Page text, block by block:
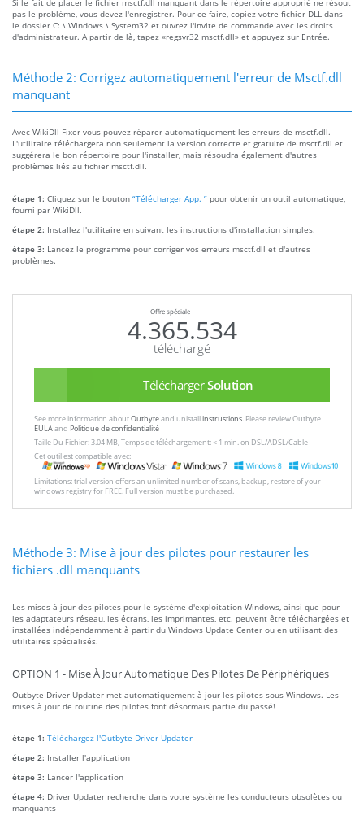
Si le fait de placer le fichier msctf.dll manquant dans le répertoire approprié ne résout
pas le problème, vous devez l'enregistrer. Pour ce faire, copiez votre fichier DLL dans
le dossier C: \ Windows \ System32 et ouvrez l'invite de commande avec les droits
d'administrateur. A partir de là, tapez «regsvr32 msctf.dll» et appuyez sur Entrée.
Méthode 2: Corrigez automatiquement l'erreur de Msctf.dll
manquant
Avec WikiDll Fixer vous pouvez réparer automatiquement les erreurs de msctf.dll.
L'utilitaire téléchargera non seulement la version correcte et gratuite de msctf.dll et
suggérera le bon répertoire pour l'installer, mais résoudra également d'autres
problèmes liés au fichier msctf.dll.
étape 1: Cliquez sur le bouton “Télécharger App. ” pour obtenir un outil automatique,
fourni par WikiDll.
étape 2: Installez l'utilitaire en suivant les instructions d'installation simples.
étape 3: Lancez le programme pour corriger vos erreurs msctf.dll et d'autres
problèmes.
Offre spéciale
4.365.534
téléchargé
TéléchargerSolution
See more information aboutOutbyteand unistallinstrustions. Please review Outbyte
EULAand Politique de confidentialité
Taille Du Fichier: 3.04 MB, Temps de téléchargement: < 1 min. on DSL/ADSL/Cable
Cet outil est compatible avec:
Limitations: trial version offers an unlimited number of scans, backup, restore of your
windows registry for FREE. Full version must be purchased.
Méthode 3: Mise à jour des pilotes pour restaurer les
fichiers .dll manquants
Les mises à jour des pilotes pour le système d'exploitation Windows, ainsi que pour
les adaptateurs réseau, les écrans, les imprimantes, etc. peuvent être téléchargées et
installées indépendamment à partir du Windows Update Center ou en utilisant des
utilitaires spécialisés.
OPTION 1 - Mise À Jour Automatique Des Pilotes De Périphériques
Outbyte Driver Updater met automatiquement à jour les pilotes sous Windows. Les
mises à jour de routine des pilotes font désormais partie du passé!
étape 1: Téléchargez l'Outbyte Driver Updater
étape 2: Installer l'application
étape 3: Lancer l'application
étape 4: Driver Updater recherche dans votre système les conducteurs obsolètes ou
manquants